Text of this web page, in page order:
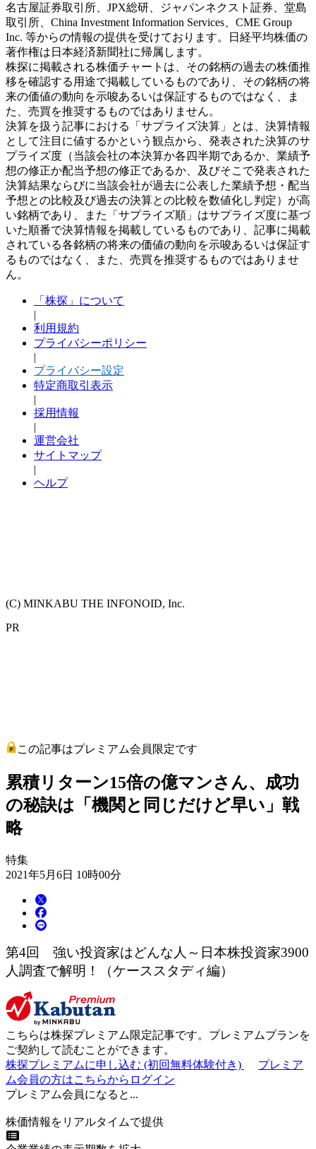
名古屋証券取引所、JPX総研、ジャパンネクスト証券、堂島
取引所、China Investment Information Services、CME Group
Inc. 等からの情報の提供を受けております。日経平均株価の
著作権は日本経済新聞社に帰属します。
株探に掲載される株価チャートは、その銘柄の過去の株価推
移を確認する用途で掲載しているものであり、その銘柄の将
来の価値の動向を示唆あるいは保証するものではなく、ま
た、売買を推奨するものではありません。
決算を扱う記事における「サプライズ決算」とは、決算情報
として注目に値するかという観点から、発表された決算のサ
プライズ度（当該会社の本決算か各四半期であるか、業績予
想の修正か配当予想の修正であるか、及びそこで発表された
決算結果ならびに当該会社が過去に公表した業績予想・配当
予想との比較及び過去の決算との比較を数値化し判定）が高
い銘柄であり、また「サプライズ順」はサプライズ度に基づ
いた順番で決算情報を掲載しているものであり、記事に掲載
されている各銘柄の将来の価値の動向を示唆あるいは保証す
るものではなく、また、売買を推奨するものではありませ
ん。
「株探」について
|
利用規約
プライバシーポリシー
|
プライバシー設定
特定商取引表示
|
採用情報
|
運営会社
サイトマップ
|
ヘルプ
(C) MINKABU THE INFONOID, Inc.
PR
この記事はプレミアム会員限定です
累積リターン15倍の億マンさん、成功
の秘訣は「機関と同じだけど早い」戦
略
特集
2021年5月6日 10時00分
第4回 強い投資家はどんな人～日本株投資家3900
人調査で解明！（ケーススタディ編）
こちらは株探プレミアム限定記事です。プレミアムプランを
ご契約して読むことができます。
株探プレミアムに申し込む (初回無料体験付き)
プレミア
ム会員の方はこちらからログイン
プレミアム会員になると...
株価情報をリアルタイムで提供